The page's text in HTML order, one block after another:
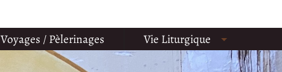
Voyages / Pèlerinages Vie Liturgique